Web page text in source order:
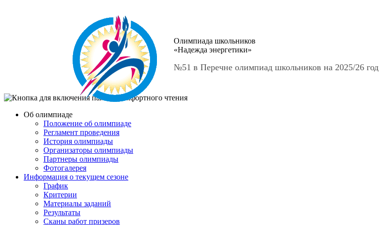
Олимпиада школьников
«Надежда энергетики»
№51 в Перечне олимпиад школьников на 2025/26 год
Об олимпиаде
Положение об олимпиаде
Регламент проведения
История олимпиады
Организаторы олимпиады
Партнеры олимпиады
Фотогалерея
Информация о текущем сезоне
График
Критерии
Материалы заданий
Результаты
Сканы работ призеров